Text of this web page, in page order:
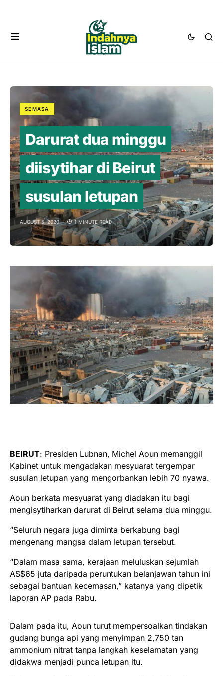
SEMASA
Darurat dua minggu
diisytihar di Beirut
susulan letupan
AUGUST 5, 2020 1 MINUTE READ
BEIRUT: Presiden Lubnan, Michel Aoun memanggil
Kabinet untuk mengadakan mesyuarat tergempar
susulan letupan yang mengorbankan lebih 70 nyawa.
Aoun berkata mesyuarat yang diadakan itu bagi
mengisytiharkan darurat di Beirut selama dua minggu.
“Seluruh negara juga diminta berkabung bagi
mengenang mangsa dalam letupan tersebut.
“Dalam masa sama, kerajaan meluluskan sejumlah
AS$65 juta daripada peruntukan belanjawan tahun ini
sebagai bantuan kecemasan,” katanya yang dipetik
laporan AP pada Rabu.
Dalam pada itu, Aoun turut mempersoalkan tindakan
gudang bunga api yang menyimpan 2,750 tan
ammonium nitrat tanpa langkah keselamatan yang
didakwa menjadi punca letupan itu.